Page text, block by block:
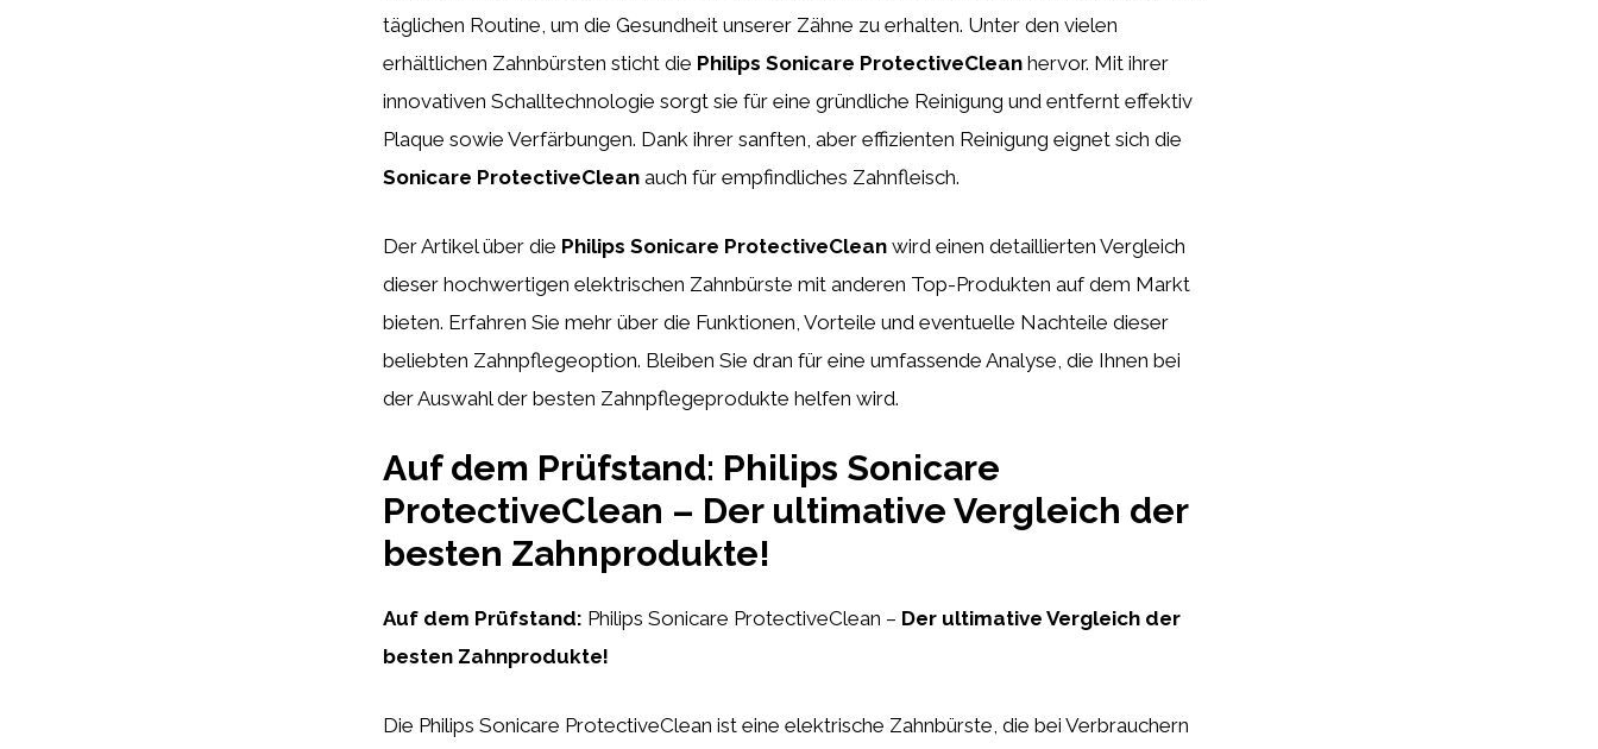
täglichen Routine, um die Gesundheit unserer Zähne zu erhalten. Unter den vielen
erhältlichen Zahnbürsten sticht die Philips Sonicare ProtectiveClean hervor. Mit ihrer
innovativen Schalltechnologie sorgt sie für eine gründliche Reinigung und entfernt effektiv
Plaque sowie Verfärbungen. Dank ihrer sanften, aber effizienten Reinigung eignet sich die
Sonicare ProtectiveClean auch für empfindliches Zahnfleisch.
Der Artikel über die Philips Sonicare ProtectiveClean wird einen detaillierten Vergleich
dieser hochwertigen elektrischen Zahnbürste mit anderen Top-Produkten auf dem Markt
bieten. Erfahren Sie mehr über die Funktionen, Vorteile und eventuelle Nachteile dieser
beliebten Zahnpflegeoption. Bleiben Sie dran für eine umfassende Analyse, die Ihnen bei
der Auswahl der besten Zahnpflegeprodukte helfen wird.
Auf dem Prüfstand: Philips Sonicare
ProtectiveClean – Der ultimative Vergleich der
besten Zahnprodukte!
Auf dem Prüfstand: Philips Sonicare ProtectiveClean – Der ultimative Vergleich der
besten Zahnprodukte!
Die Philips Sonicare ProtectiveClean ist eine elektrische Zahnbürste, die bei Verbrauchern